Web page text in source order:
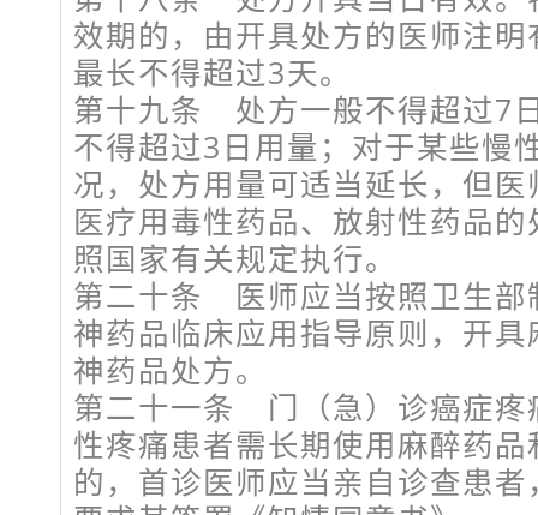
效期的，由开具处方的医师注
最长不得超过3天。
第十九条 处方一般不得超过7
不得超过3日用量；对于某些慢
况，处方用量可适当延长，但
医疗用毒性药品、放射性药品
照国家有关规定执行。
第二十条 医师应当按照卫生部
神药品临床应用指导原则，开
神药品处方。
第二十一条 门（急）诊癌症疼
性疼痛患者需长期使用麻醉药
的，首诊医师应当亲自诊查患